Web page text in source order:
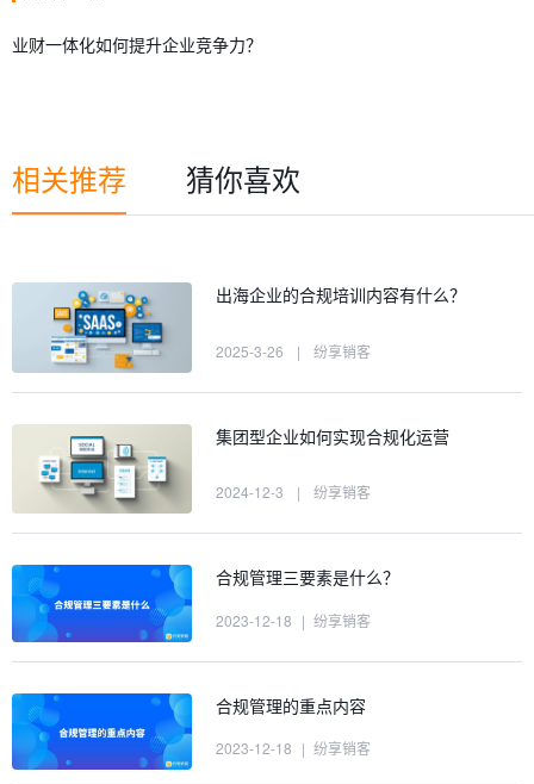
业财一体化如何提升企业竞争力？
相关推荐 猜你喜欢
出海企业的合规培训内容有什么？
2025-3-26 | 纷享销客
集团型企业如何实现合规化运营
2024-12-3 | 纷享销客
合规管理三要素是什么？
2023-12-18 | 纷享销客
合规管理的重点内容
2023-12-18 | 纷享销客